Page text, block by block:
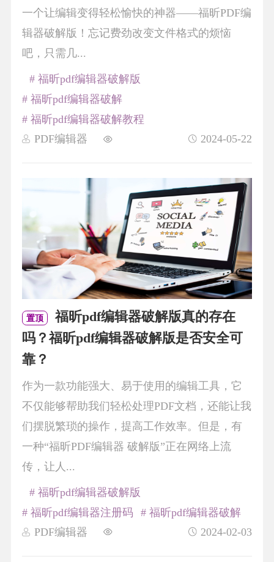
一个让编辑变得轻松愉快的神器——福昕PDF编
辑器破解版！忘记费劲改变文件格式的烦恼
吧，只需几...
PDF编辑器 2024-05-22
# 福昕pdf编辑器破解版
# 福昕pdf编辑器破解
# 福昕pdf编辑器破解教程
置顶
福昕pdf编辑器破解版真的存在
吗？福昕pdf编辑器破解版是否安全可
靠？
作为一款功能强大、易于使用的编辑工具，它
不仅能够帮助我们轻松处理PDF文档，还能让我
们摆脱繁琐的操作，提高工作效率。但是，有
一种“福昕PDF编辑器 破解版”正在网络上流
传，让人...
PDF编辑器 2024-02-03
# 福昕pdf编辑器破解版
# 福昕pdf编辑器注册码
# 福昕pdf编辑器破解